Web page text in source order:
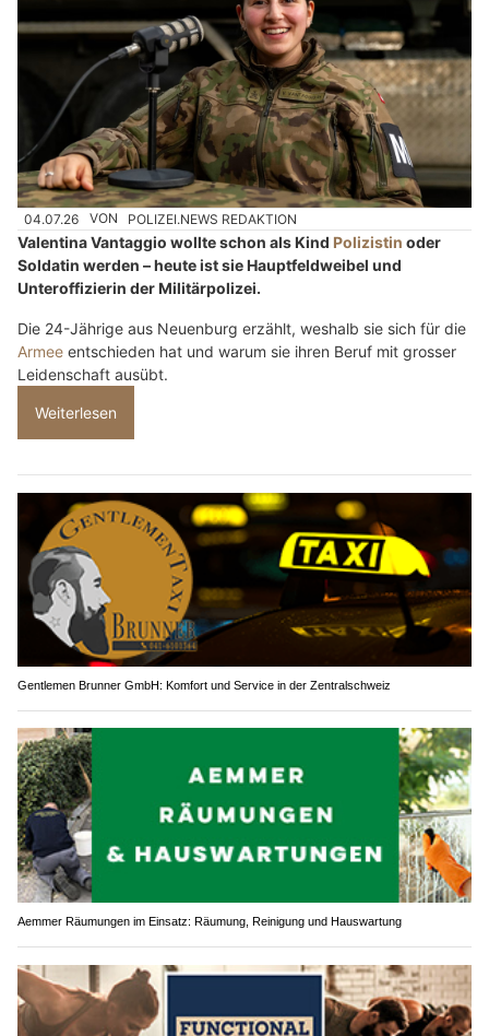
04.07.26 VON POLIZEI.NEWS REDAKTION
Valentina Vantaggio wollte schon als Kind Polizistin oder
Soldatin werden – heute ist sie Hauptfeldweibel und
Unteroffizierin der Militärpolizei.
Die 24-Jährige aus Neuenburg erzählt, weshalb sie sich für die
Armee entschieden hat und warum sie ihren Beruf mit grosser
Leidenschaft ausübt.
Weiterlesen
Gentlemen Brunner GmbH: Komfort und Service in der Zentralschweiz
Aemmer Räumungen im Einsatz: Räumung, Reinigung und Hauswartung